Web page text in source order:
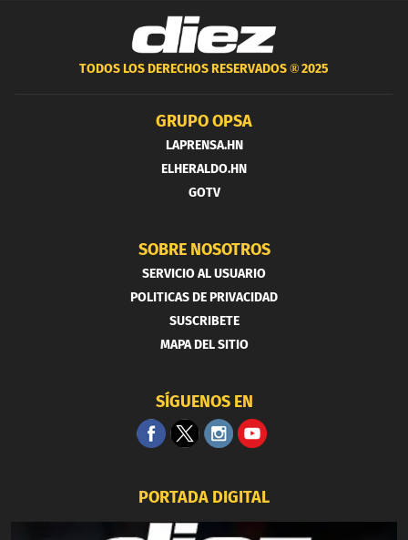
TODOS LOS DERECHOS RESERVADOS ®2025
GRUPO OPSA
LAPRENSA.HN
ELHERALDO.HN
GOTV
SOBRE NOSOTROS
SERVICIO AL USUARIO
POLITICAS DE PRIVACIDAD
SUSCRIBETE
MAPA DEL SITIO
SÍGUENOS EN
PORTADA DIGITAL